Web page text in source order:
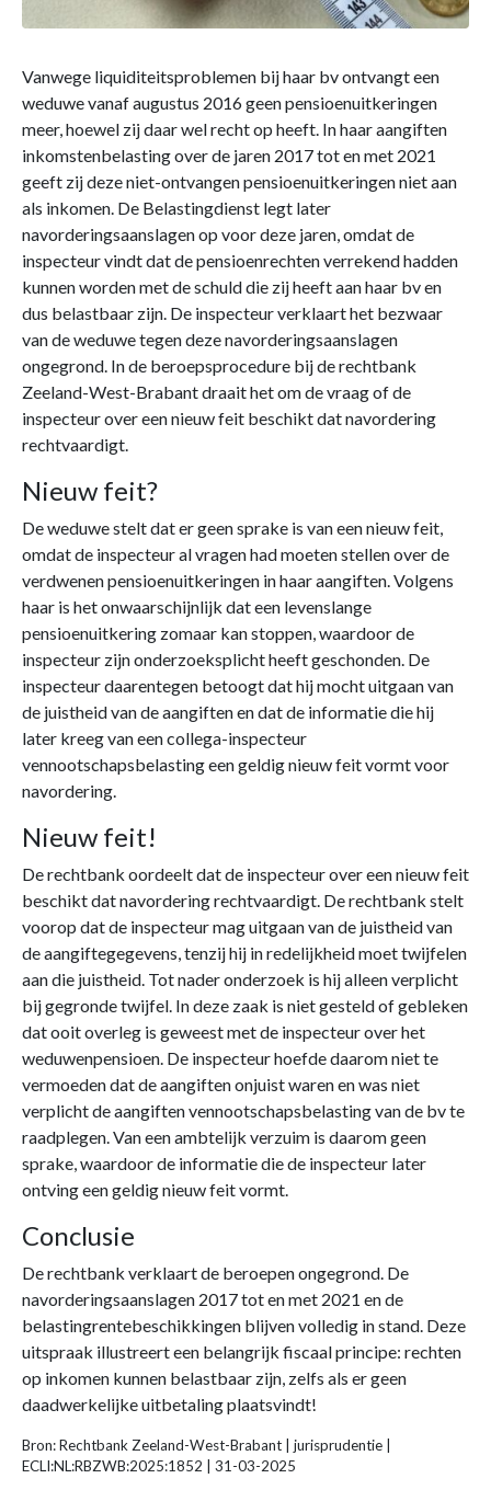
Vanwege liquiditeitsproblemen bij haar bv ontvangt een
weduwe vanaf augustus 2016 geen pensioenuitkeringen
meer, hoewel zij daar wel recht op heeft. In haar aangiften
inkomstenbelasting over de jaren 2017 tot en met 2021
geeft zij deze niet-ontvangen pensioenuitkeringen niet aan
als inkomen. De Belastingdienst legt later
navorderingsaanslagen op voor deze jaren, omdat de
inspecteur vindt dat de pensioenrechten verrekend hadden
kunnen worden met de schuld die zij heeft aan haar bv en
dus belastbaar zijn. De inspecteur verklaart het bezwaar
van de weduwe tegen deze navorderingsaanslagen
ongegrond. In de beroepsprocedure bij de rechtbank
Zeeland-West-Brabant draait het om de vraag of de
inspecteur over een nieuw feit beschikt dat navordering
rechtvaardigt.
Nieuw feit?
De weduwe stelt dat er geen sprake is van een nieuw feit,
omdat de inspecteur al vragen had moeten stellen over de
verdwenen pensioenuitkeringen in haar aangiften. Volgens
haar is het onwaarschijnlijk dat een levenslange
pensioenuitkering zomaar kan stoppen, waardoor de
inspecteur zijn onderzoeksplicht heeft geschonden. De
inspecteur daarentegen betoogt dat hij mocht uitgaan van
de juistheid van de aangiften en dat de informatie die hij
later kreeg van een collega-inspecteur
vennootschapsbelasting een geldig nieuw feit vormt voor
navordering.
Nieuw feit!
De rechtbank oordeelt dat de inspecteur over een nieuw feit
beschikt dat navordering rechtvaardigt. De rechtbank stelt
voorop dat de inspecteur mag uitgaan van de juistheid van
de aangiftegegevens, tenzij hij in redelijkheid moet twijfelen
aan die juistheid. Tot nader onderzoek is hij alleen verplicht
bij gegronde twijfel. In deze zaak is niet gesteld of gebleken
dat ooit overleg is geweest met de inspecteur over het
weduwenpensioen. De inspecteur hoefde daarom niet te
vermoeden dat de aangiften onjuist waren en was niet
verplicht de aangiften vennootschapsbelasting van de bv te
raadplegen. Van een ambtelijk verzuim is daarom geen
sprake, waardoor de informatie die de inspecteur later
ontving een geldig nieuw feit vormt.
Conclusie
De rechtbank verklaart de beroepen ongegrond. De
navorderingsaanslagen 2017 tot en met 2021 en de
belastingrentebeschikkingen blijven volledig in stand. Deze
uitspraak illustreert een belangrijk fiscaal principe: rechten
op inkomen kunnen belastbaar zijn, zelfs als er geen
daadwerkelijke uitbetaling plaatsvindt!
Bron: Rechtbank Zeeland-West-Brabant | jurisprudentie |
ECLI:NL:RBZWB:2025:1852 | 31-03-2025